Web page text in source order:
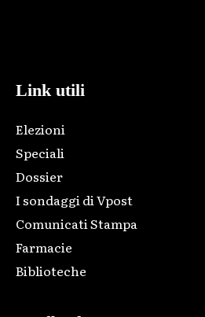
Link utili
Elezioni
Speciali
Dossier
I sondaggi di Vpost
Comunicati Stampa
Farmacie
Biblioteche